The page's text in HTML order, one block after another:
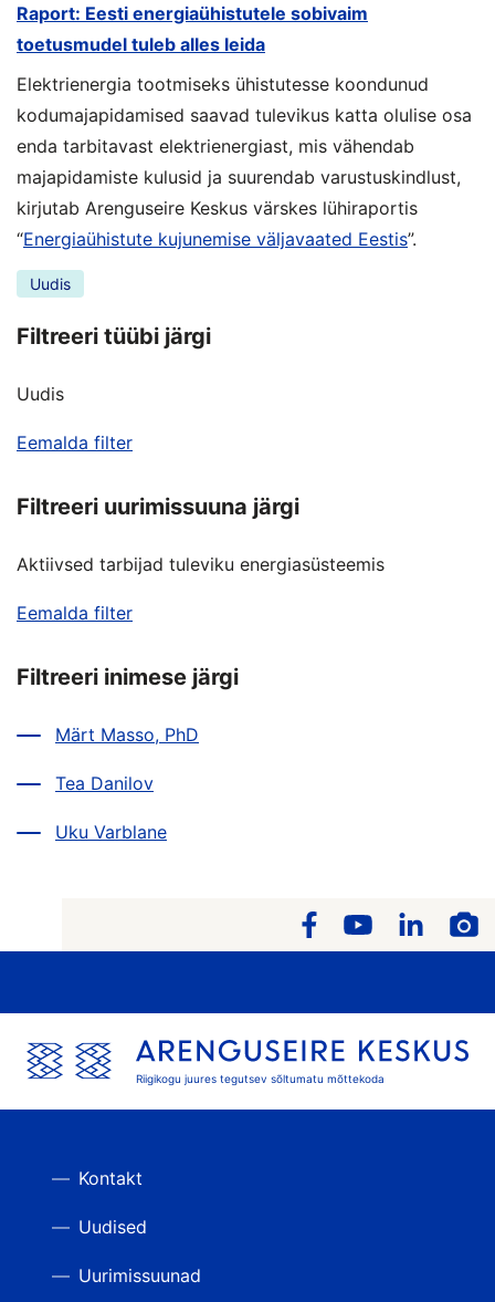
Raport: Eesti energiaühistutele sobivaim
toetusmudel tuleb alles leida
Elektrienergia tootmiseks ühistutesse koondunud
kodumajapidamised saavad tulevikus katta olulise osa
enda tarbitavast elektrienergiast, mis vähendab
majapidamiste kulusid ja suurendab varustuskindlust,
kirjutab Arenguseire Keskus värskes lühiraportis
“Energiaühistute kujunemise väljavaated Eestis”.
Uudis
Filtreeri tüübi järgi
Uudis
Eemalda filter
Filtreeri uurimissuuna järgi
Aktiivsed tarbijad tuleviku energiasüsteemis
Eemalda filter
Filtreeri inimese järgi
Märt Masso, PhD
Tea Danilov
Uku Varblane
Riigikogu juures tegutsev sõltumatu mõttekoda
Kontakt
Uudised
Uurimissuunad